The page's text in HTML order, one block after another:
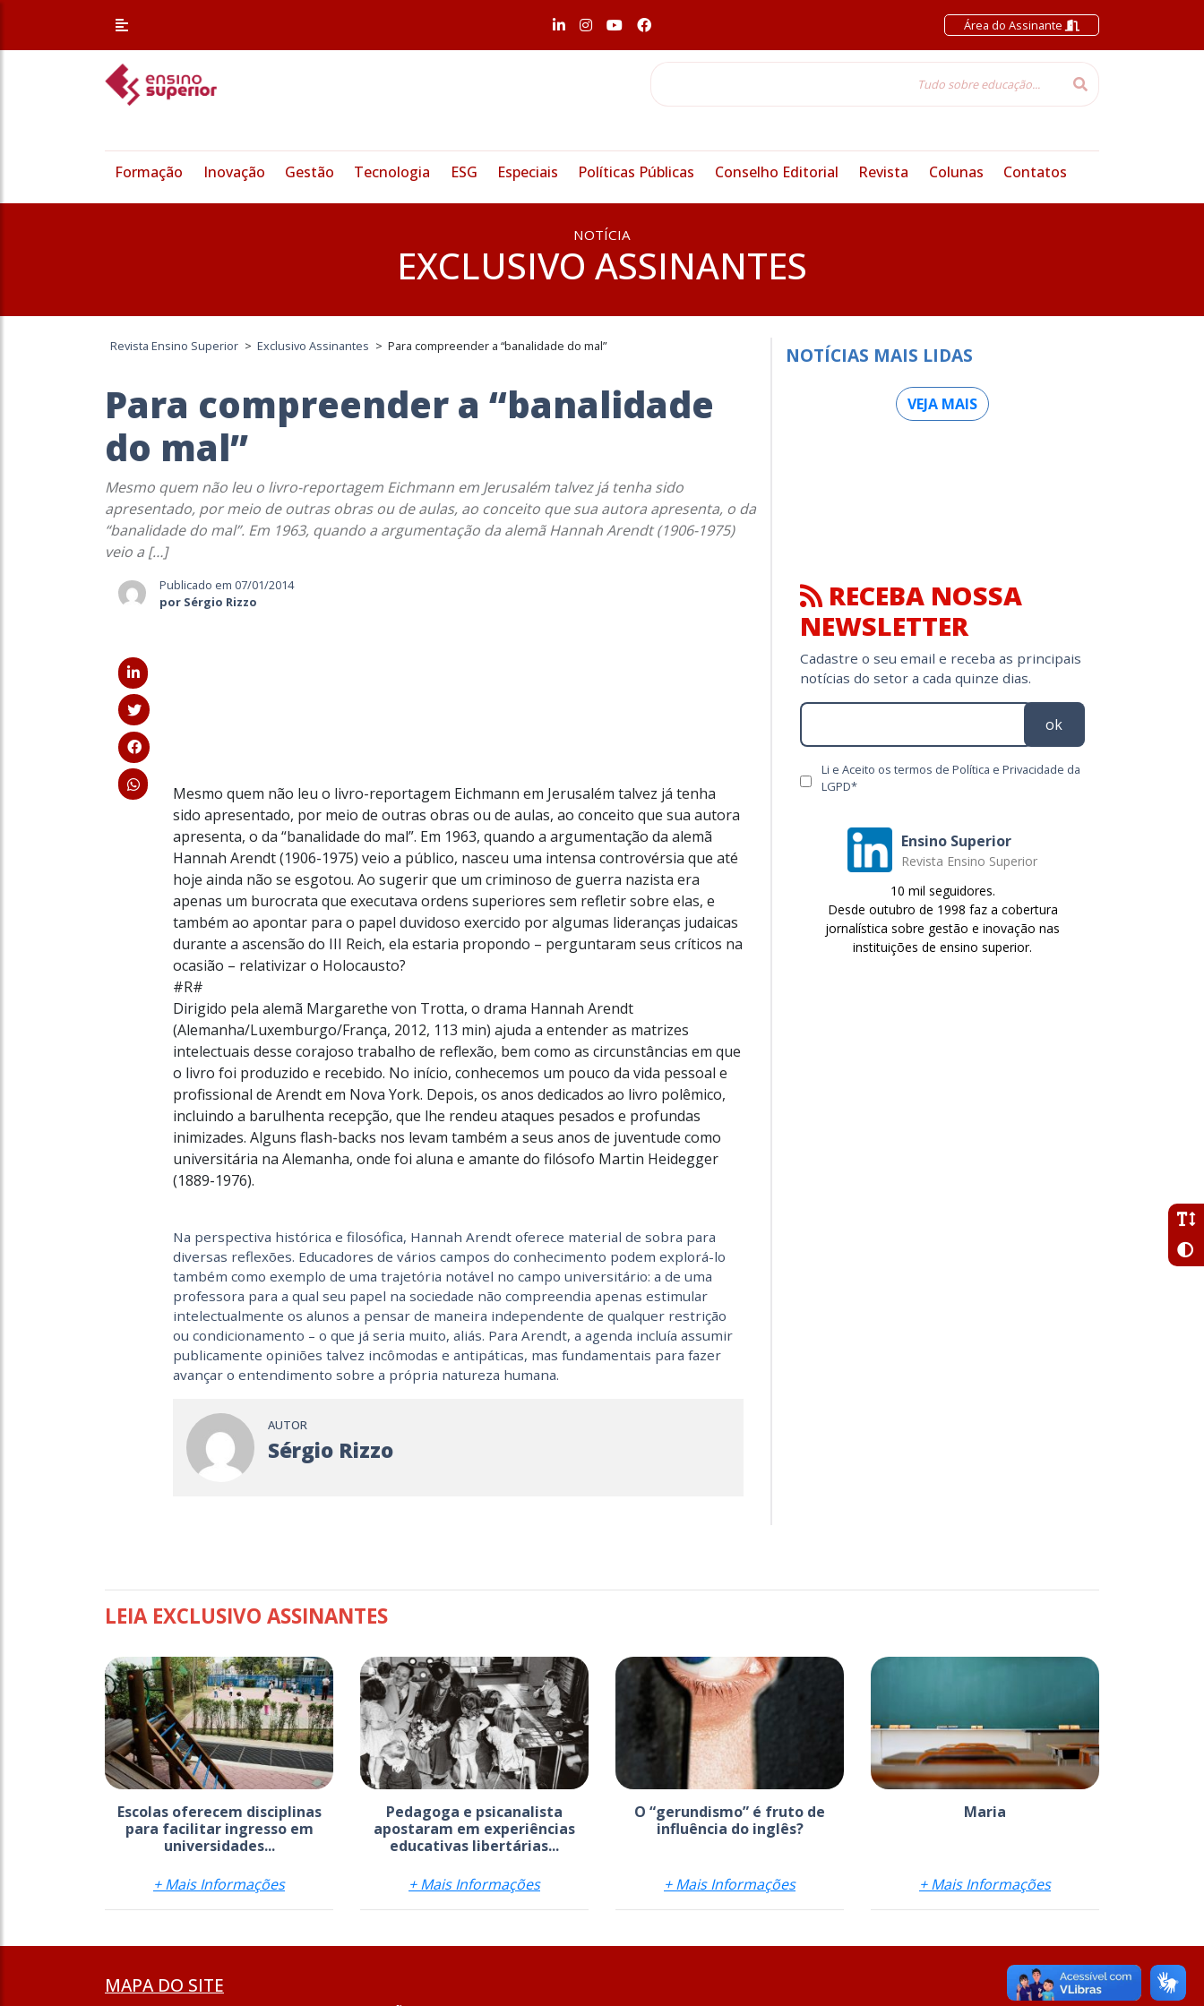
Área do Assinante
Formação Inovação Gestão Tecnologia ESG Especiais Políticas Públicas Conselho Editorial Revista Colunas Contatos
NOTÍCIA
EXCLUSIVO ASSINANTES
Revista Ensino Superior > Exclusivo Assinantes > Para compreender a “banalidade do mal”
Para compreender a “banalidade
do mal”
Mesmo quem não leu o livro-reportagem Eichmann em Jerusalém talvez já tenha sido
apresentado, por meio de outras obras ou de aulas, ao conceito que sua autora apresenta, o da
“banalidade do mal”. Em 1963, quando a argumentação da alemã Hannah Arendt (1906-1975)
veio a […]
Publicado em 07/01/2014
por Sérgio Rizzo
Mesmo quem não leu o livro-reportagem Eichmann em Jerusalém talvez já tenha
sido apresentado, por meio de outras obras ou de aulas, ao conceito que sua autora
apresenta, o da “banalidade do mal”. Em 1963, quando a argumentação da alemã
Hannah Arendt (1906-1975) veio a público, nasceu uma intensa controvérsia que até
hoje ainda não se esgotou. Ao sugerir que um criminoso de guerra nazista era
apenas um burocrata que executava ordens superiores sem refletir sobre elas, e
também ao apontar para o papel duvidoso exercido por algumas lideranças judaicas
durante a ascensão do III Reich, ela estaria propondo – perguntaram seus críticos na
ocasião – relativizar o Holocausto?
#R#
Dirigido pela alemã Margarethe von Trotta, o drama Hannah Arendt
(Alemanha/Luxemburgo/França, 2012, 113 min) ajuda a entender as matrizes
intelectuais desse corajoso trabalho de reflexão, bem como as circunstâncias em que
o livro foi produzido e recebido. No início, conhecemos um pouco da vida pessoal e
profissional de Arendt em Nova York. Depois, os anos dedicados ao livro polêmico,
incluindo a barulhenta recepção, que lhe rendeu ataques pesados e profundas
inimizades. Alguns flash-backs nos levam também a seus anos de juventude como
universitária na Alemanha, onde foi aluna e amante do filósofo Martin Heidegger
(1889-1976).
Na perspectiva histórica e filosófica, Hannah Arendt oferece material de sobra para
diversas reflexões. Educadores de vários campos do conhecimento podem explorá-lo
também como exemplo de uma trajetória notável no campo universitário: a de uma
professora para a qual seu papel na sociedade não compreendia apenas estimular
intelectualmente os alunos a pensar de maneira independente de qualquer restrição
ou condicionamento – o que já seria muito, aliás. Para Arendt­, a agenda incluía assumir
publicamente opiniões talvez incômodas e antipáticas, mas fundamentais para fazer
avançar o entendimento sobre a própria natureza humana.
AUTOR
Sérgio Rizzo
NOTÍCIAS MAIS LIDAS
VEJA MAIS
RECEBA NOSSA
NEWSLETTER
Cadastre o seu email e receba as principais
notícias do setor a cada quinze dias.
ok
Li e Aceito os termos de Política e Privacidade da
LGPD*
Ensino Superior
Revista Ensino Superior
10 mil seguidores.
Desde outubro de 1998 faz a cobertura
jornalística sobre gestão e inovação nas
instituições de ensino superior.
LEIA EXCLUSIVO ASSINANTES
Escolas oferecem disciplinas
para facilitar ingresso em
universidades...
+ Mais Informações
Pedagoga e psicanalista
apostaram em experiências
educativas libertárias...
+ Mais Informações
O “gerundismo” é fruto de
influência do inglês?
+ Mais Informações
Maria
+ Mais Informações
MAPA DO SITE